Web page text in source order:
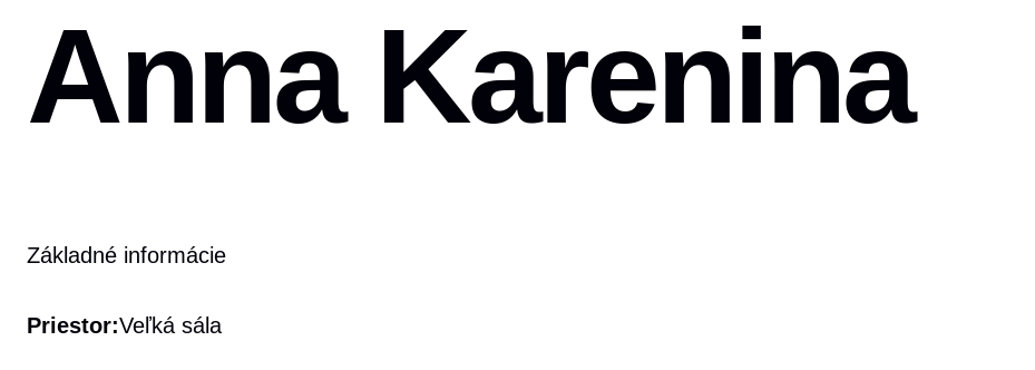
Anna Karenina
Základné informácie
Priestor:Veľká sála